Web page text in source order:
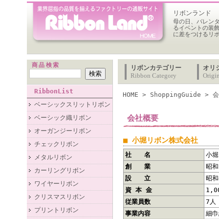
リボンランド
母の日、バレン
るイベントの装
に差をつけるリ
商品検索
RibbonList
ベーシックスリットリボン
ベーシック織リボン
オーガンジーリボン
チェックリボン
メタルリボン
カーリングリボン
ワイヤーリボン
クリスマスリボン
プリントリボン
リボンカテゴリー
Ribbon Category
オリ
HOME > ShoppingGuide >
会社概要
■ 小堀リボン株式会社
社 名
小
創 業
昭
設 立
昭
資 本 金
従業員数
7人
事業内容
細